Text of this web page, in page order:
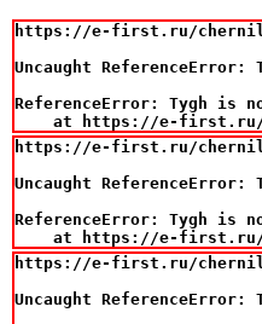
https://e-first.ru/chernila-
Uncaught
ReferenceError: Tygh is
at https://e-
https://e-first.ru/chernila-
Uncaught
ReferenceError: Tygh is
at https://e-
https://e-first.ru/chernila-
Uncaught